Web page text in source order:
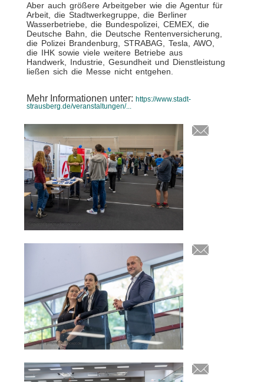
Aber auch größere Arbeitgeber wie die Agentur für
Arbeit, die Stadtwerkegruppe, die Berliner
Wasserbetriebe, die Bundespolizei, CEMEX, die
Deutsche Bahn, die Deutsche Rentenversicherung,
die Polizei Brandenburg, STRABAG, Tesla, AWO,
die IHK sowie viele weitere Betriebe aus
Handwerk, Industrie, Gesundheit und Dienstleistung
ließen sich die Messe nicht entgehen.
Mehr Informationen unter: https://www.stadt-
strausberg.de/veranstaltungen/...